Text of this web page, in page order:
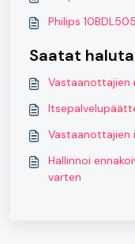
Philips
Saatat
Vastaanottajien
Vastaanottajien
Hallinnoi
varten